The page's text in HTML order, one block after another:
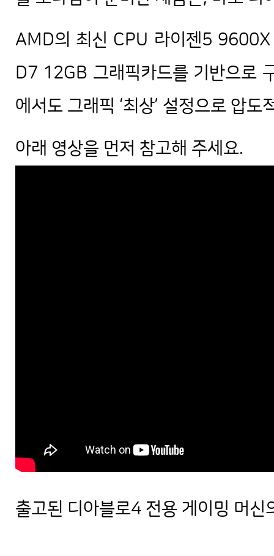
AMD의 최신 CPU 라이젠5
D7 12GB 그래픽카드를 기반으로
에서도 그래픽 ‘최상’ 설정으로 압
아래 영상을 먼저 참고해 주세요.
출고된 디아블로4 전용 게이밍 머